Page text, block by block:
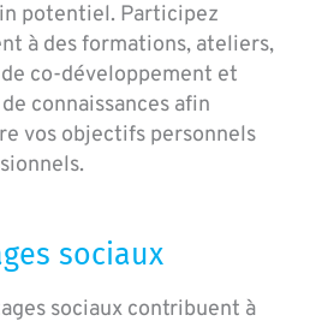
potentiel. Participez
à des formations, ateliers,
co-développement et
connaissances afin
vos objectifs personnels
sociaux
sociaux contribuent à